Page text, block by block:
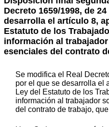
Decreto 1659/1998, de
desarrolla el artículo 8,
Estatuto de los
información al
esenciales del contrato
Se modifica el Real
por el que se desarrolla el
Ley del Estatuto de los
información al trabajador
del contrato de trabajo,